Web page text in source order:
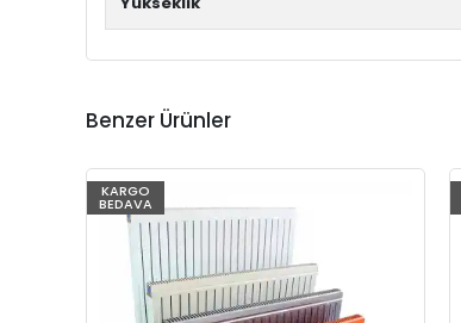
Benzer Ürünler
KARGO
BEDAVA